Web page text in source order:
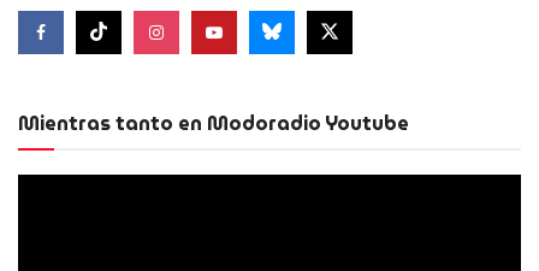
Mientras tanto en Modoradio Youtube